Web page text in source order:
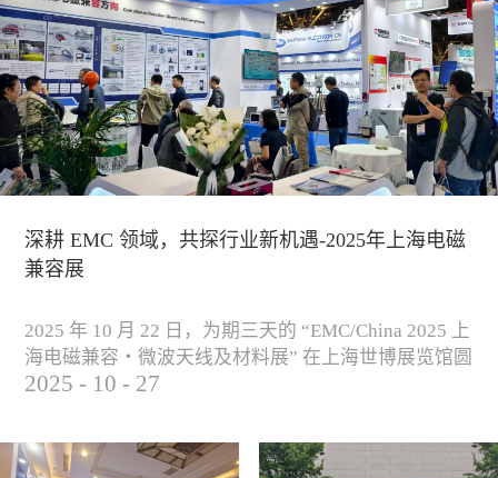
深耕 EMC 领域，共探行业新机遇-2025年上海电磁
兼容展
2025 年 10 月 22 日，为期三天的 “EMC/China 2025 上
海电磁兼容・微波天线及材料展” 在上海世博展览馆圆
满落下帷幕。作为电磁兼容领域的行业盛会，本届展
研讨及产品展示等多种形式，深入交流行业见解，踊
2025 - 10 - 27